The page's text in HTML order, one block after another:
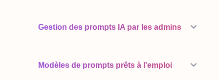
Gestion des prompts IA par les admins
Modèles de prompts prêts à l'emploi